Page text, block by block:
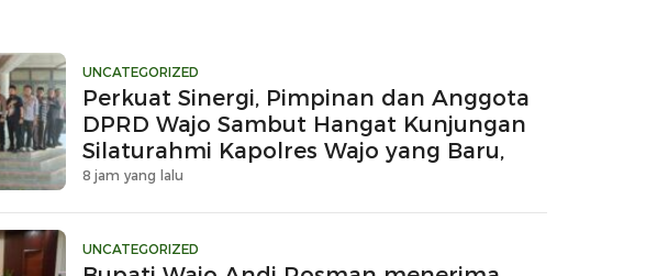
UNCATEGORIZED
Perkuat Sinergi, Pimpinan dan Anggota
DPRD Wajo Sambut Hangat Kunjungan
Silaturahmi Kapolres Wajo yang Baru,
8 jam yang lalu
UNCATEGORIZED